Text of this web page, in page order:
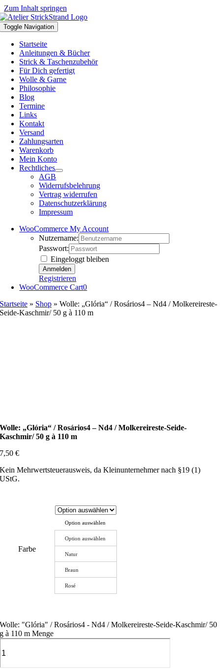
Zum Inhalt springen
Toggle Navigation
Startseite
Anleitungen & Bücher
Strick & Taschenzubehör
Für Dich gefertigt
Wolle & Garne
Philosophie
Blog
Termine
Links
Kontakt
Versand
Zahlungsarten
Warenkorb
Mein Konto
Rechtliches
AGB
Widerrufsbelehrung
Vertrag widerrufen
Datenschutzerklärung
Impressum
WooCommerce My Account
Nutzername:
Passwort:
Eingeloggt bleiben
Registrieren
WooCommerce Cart0
Startseite » Shop »Wolle: „Glória“ / Rosários4 – Nd4 / Molkereireste-
Seide-Kaschmir/ 50 g à 110 m
Wolle: „Glória“ / Rosários4 – Nd4 / Molkereireste-Seide-
Kaschmir/ 50 g à 110 m
7,50€
Kein Mehrwertsteuerausweis, da Kleinunternehmer nach §19 (1)
UStG.
Farbe
Option auswählen
Option auswählen
Natur
Braun
Rosé
Wolle: "Glória" / Rosários4 - Nd4 / Molkereireste-Seide-Kaschmir/ 50
g à 110 m Menge